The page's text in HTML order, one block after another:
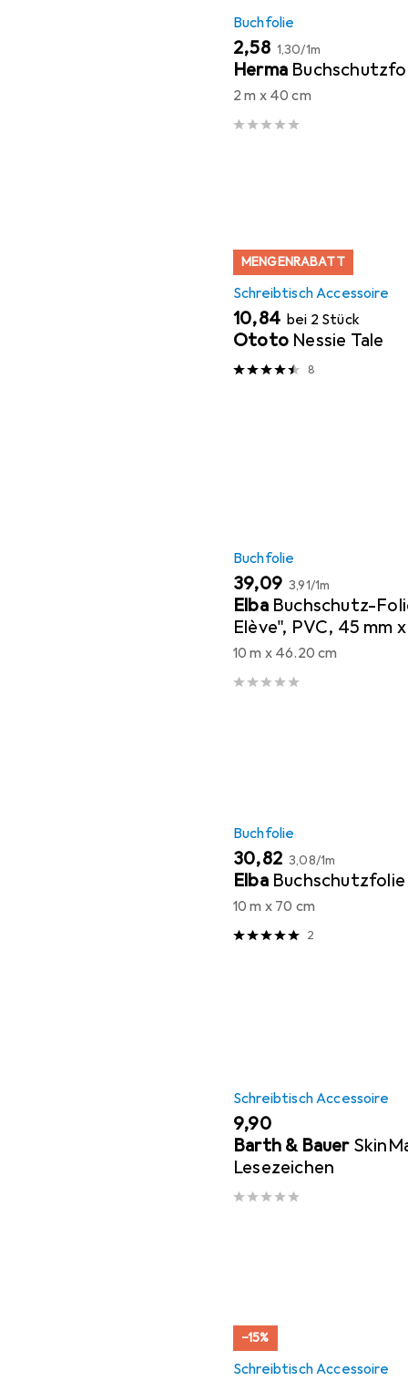
Buchfolie
EUR
2,58 EUR
1,30/1m
Herma
2 m x 40 cm
MENGENRABATT
Schreibtisch Accessoire
EUR
10,84 bei 2 Stück
Ototo Nessie Tale
8
Buchfolie
EUR
39,09 EUR
3,91/1m
Elba Buchschutz-
Elève", PVC, 45 mm
transparent, zum
Büchern
10 m x 46.20 cm
Buchfolie
EUR
30,82 EUR
3,08/1m
Elba Buchschutzfolie
10 m x 70 cm
2
Schreibtisch Accessoire
EUR
9,90
Barth & Bauer
Lesezeichen
−15%
Schreibtisch Accessoire